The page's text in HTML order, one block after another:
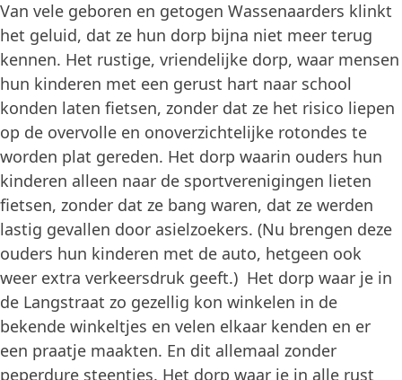
Van vele geboren en getogen Wassenaarders klinkt
het geluid, dat ze hun dorp bijna niet meer terug
kennen. Het rustige, vriendelijke dorp, waar mensen
hun kinderen met een gerust hart naar school
konden laten fietsen, zonder dat ze het risico liepen
op de overvolle en onoverzichtelijke rotondes te
worden plat gereden. Het dorp waarin ouders hun
kinderen alleen naar de sportverenigingen lieten
fietsen, zonder dat ze bang waren, dat ze werden
lastig gevallen door asielzoekers. (Nu brengen deze
ouders hun kinderen met de auto, hetgeen ook
weer extra verkeersdruk geeft.) Het dorp waar je in
de Langstraat zo gezellig kon winkelen in de
bekende winkeltjes en velen elkaar kenden en er
een praatje maakten. En dit allemaal zonder
peperdure steentjes. Het dorp waar je in alle rust